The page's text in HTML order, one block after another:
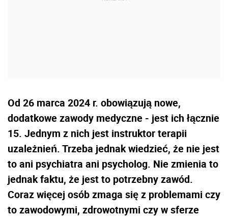
Od 26 marca 2024 r. obowiązują nowe,
dodatkowe zawody medyczne - jest ich łącznie
15. Jednym z nich jest instruktor terapii
uzależnień. Trzeba jednak wiedzieć, że nie jest
to ani psychiatra ani psycholog. Nie zmienia to
jednak faktu, że jest to potrzebny zawód.
Coraz więcej osób zmaga się z problemami czy
to zawodowymi, zdrowotnymi czy w sferze